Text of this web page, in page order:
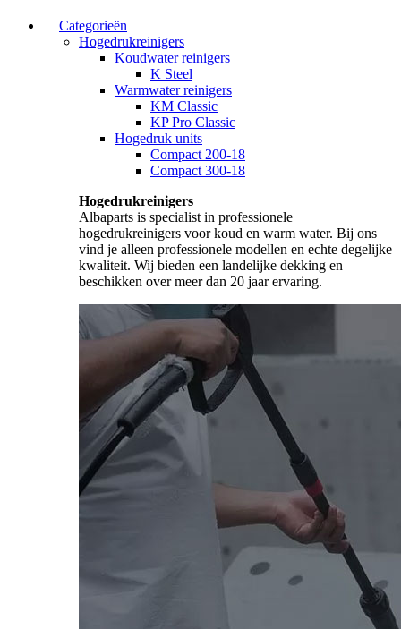
Categorieën
Hogedrukreinigers
Koudwater reinigers
K Steel
Warmwater reinigers
KM Classic
KP Pro Classic
Hogedruk units
Compact 200-18
Compact 300-18
Hogedrukreinigers
Albaparts is specialist in professionele
hogedrukreinigers voor koud en warm water. Bij ons
vind je alleen professionele modellen en echte degelijke
kwaliteit. Wij bieden een landelijke dekking en
beschikken over meer dan 20 jaar ervaring.